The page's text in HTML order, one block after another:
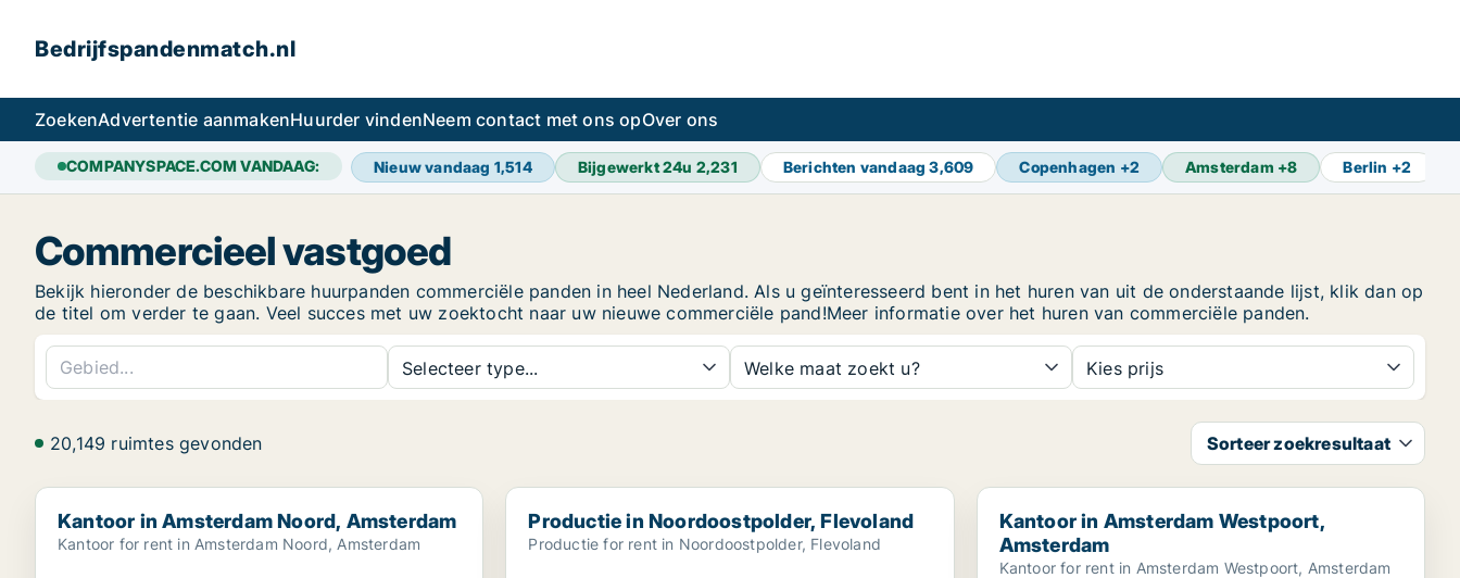
Bedrijfspandenmatch.nl
ZoekenAdvertentie aanmakenHuurder vindenNeem contact met ons opOver ons
COMPANYSPACE.COM VANDAAG: Nieuw vandaag 1,514 Bijgewerkt 24u 2,231 Berichten vandaag3,609 Copenhagen +2 Amsterdam +8 Berlin +2
Commercieel vastgoed
Bekijk hieronder de beschikbare huurpanden commerciële panden in heel Nederland. Als u geïnteresseerd bent in het huren van uit de onderstaande lijst, klik dan op
de titel om verder te gaan. Veel succes met uw zoektocht naar uw nieuwe commerciële pand!Meer informatie over het huren van commerciële panden.
Selecteer type... Welke maat zoekt u? Kies prijs
20,149 ruimtes gevonden Sorteer zoekresultaat
Kantoor in Amsterdam Noord, Amsterdam
Kantoor in Amsterdam Noord, Amsterdam
Kantoor for rent in Amsterdam Noord, Amsterdam
Productie in Noordoostpolder, Flevoland
Productie in Noordoostpolder, Flevoland
Productie for rent in Noordoostpolder, Flevoland
Kantoor in Amsterdam Westpoort, Amsterdam
Kantoor in Amsterdam Westpoort,
Amsterdam
Kantoor for rent in Amsterdam Westpoort, Amsterdam